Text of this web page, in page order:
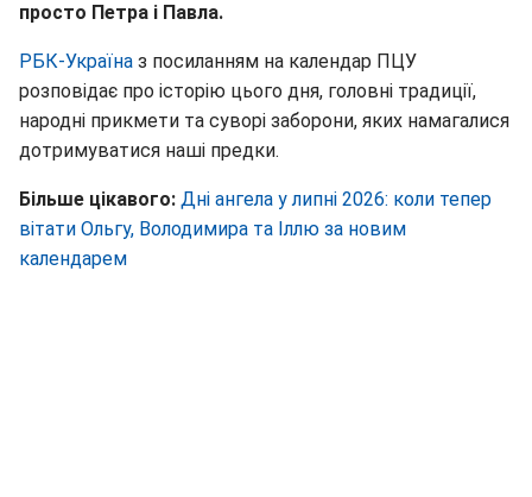
просто Петра і Павла.
РБК-Україна з посиланням на календар ПЦУ
розповідає про історію цього дня, головні традиції,
народні прикмети та суворі заборони, яких намагалися
дотримуватися наші предки.
Більше цікавого: Дні ангела у липні 2026: коли тепер
вітати Ольгу, Володимира та Іллю за новим
календарем